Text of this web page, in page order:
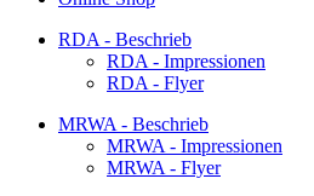
RDA - Beschrieb
RDA - Impressionen
RDA - Flyer
MRWA - Beschrieb
MRWA - Impressionen
MRWA - Flyer